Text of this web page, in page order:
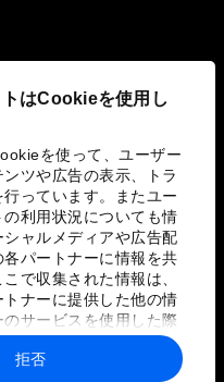
はCookieを使用し
を使って、ユーザー
ツや広告の表示、トラ
っています。またユー
利用状況についても情
ャルメディアや広告配
パートナーに情報を共
で収集された情報は、
ナーに提供した他の情
サービスを使用した際
と組み合わされ、各パー
されることがありま
拒否